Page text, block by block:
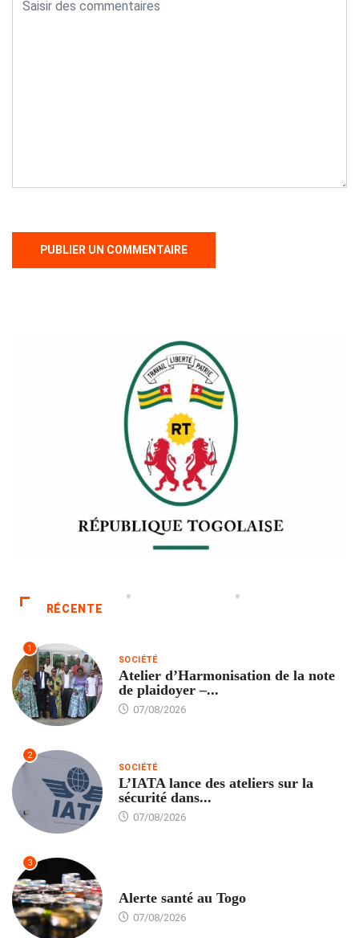
RÉCENTE
1
SOCIÉTÉ
Atelier d’Harmonisation de la note
de plaidoyer –...
07/08/2026
2
SOCIÉTÉ
L’IATA lance des ateliers sur la
sécurité dans...
07/08/2026
3
Alerte santé au Togo
07/08/2026